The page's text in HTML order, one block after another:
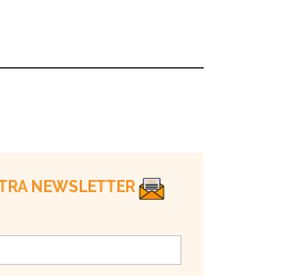
NEWSLETTER